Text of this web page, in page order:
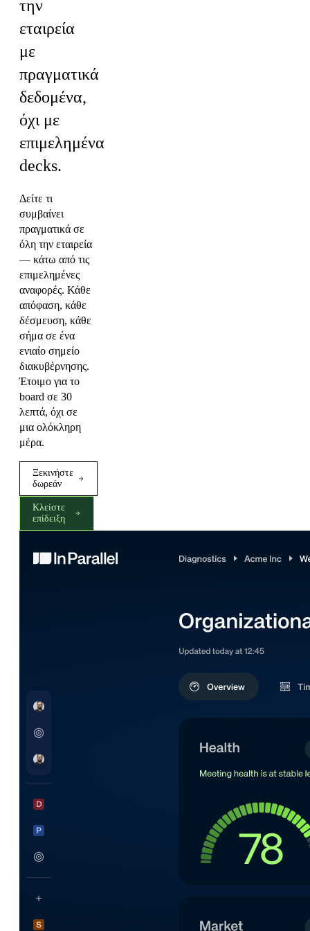
την
εταιρεία
με
πραγματικά
δεδομένα,
όχι με
επιμελημένα
decks.
Δείτε τι
συμβαίνει
πραγματικά σε
όλη την εταιρεία
— κάτω από τις
επιμελημένες
αναφορές. Κάθε
απόφαση, κάθε
δέσμευση, κάθε
σήμα σε ένα
ενιαίο σημείο
διακυβέρνησης.
Έτοιμο για το
board σε 30
λεπτά, όχι σε
μια ολόκληρη
μέρα.
Ξεκινήστε
δωρεάν
Κλείστε
επίδειξη